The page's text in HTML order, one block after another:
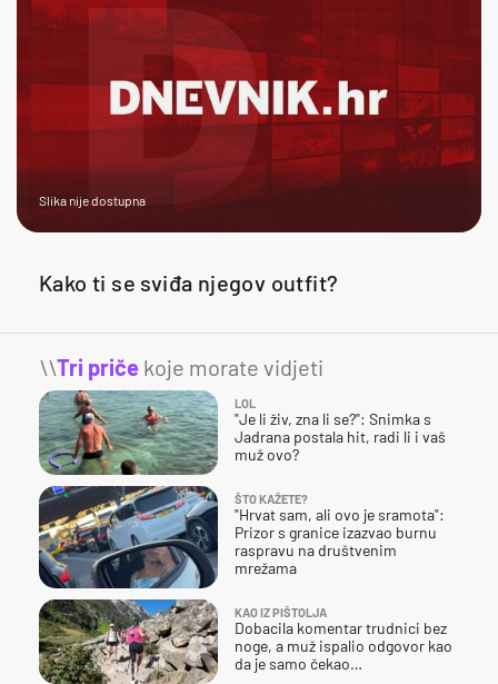
Slika nije dostupna
Kako ti se sviđa njegov outfit?
\\Tri priče koje morate vidjeti
LOL
"Je li živ, zna li se?": Snimka s
Jadrana postala hit, radi li i vaš
muž ovo?
ŠTO KAŽETE?
"Hrvat sam, ali ovo je sramota":
Prizor s granice izazvao burnu
raspravu na društvenim
mrežama
KAO IZ PIŠTOLJA
Dobacila komentar trudnici bez
noge, a muž ispalio odgovor kao
da je samo čekao…